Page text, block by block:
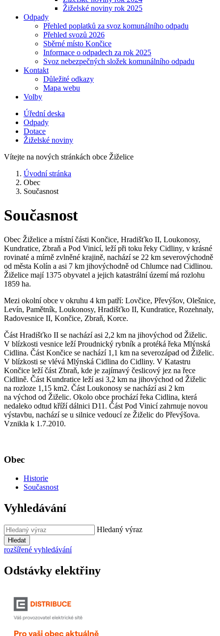
Žiželské noviny rok 2025
Odpady
Přehled poplatků za svoz komunálního odpadu
Přehled svozů 2026
Sběrné místo Končice
Informace o odpadech za rok 2025
Svoz nebezpečných složek komunálního odpadu
Kontakt
Důležité odkazy
Mapa webu
Volby
Úřední deska
Odpady
Dotace
Žiželské noviny
Vítejte na nových stránkách obce Žiželice
Úvodní stránka
Obec
Současnost
Současnost
Obec Žiželice a místní části Končice, Hradišťko II, Loukonosy,
Kundratice, Zbraň a Pod Vinicí, leží při toku řeky Cidliny, v krásné
rovinaté a mírně zvlněné krajině, nachází se 22 km severovýchodně
od města Kolín a asi 7 km jihovýchodně od Chlumce nad Cidlinou.
Žiželice mají 1375 obyvatel a jejich katastrální území má rozlohu
1859 ha.
Mezi okolní obce v okruhu 4 km patří: Lovčice, Převýšov, Olešnice,
Levín, Pamětník, Loukonosy, Hradišťko II, Kundratice, Rozehnaly,
Radovesnice II, Končice, Zbraň, Korce.
Část Hradišťko II se nachází asi 2,2 km na jihovýchod od Žiželic.
V blízkosti vesnice leží Proudnický rybník a protéká řeka Mlýnská
Cidlina. Část Končice se nachází 1,1 km na severozápad od Žiželic.
V blízkosti se vlévá Mlýnská Cidlina do Cidliny. V Katastru
Končice leží část Zbraň, kde je zajímavý česlicový jez na řece
Cidlině. Část Kundratice leží asi 3,2 km na jihovýchod od Žiželic
na rozloze 1,15 km2. Část Loukonosy se nachází asi 2 km
na východ od Žiželic. Okolo obce prochází řeka Cidlina, která
nedaleko odtud kříží dálnici D11. Část Pod Vinicí zahrnuje novou
výstavbu, nachází se u silnice vedoucí ze Žiželic do Převýšova.
Vznikla k 1.7.2010.
Obec
Historie
Současnost
Vyhledávání
Hledaný výraz
Hledat
rozšířené vyhledávání
Odstávky elektřiny